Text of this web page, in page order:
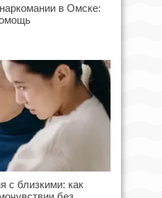
в Омске:
с близкими: как